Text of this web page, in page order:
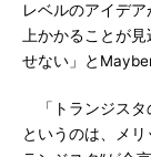
レベルのアイデ
上かかることが
せない」と
「トランジスタ
というのは、メ